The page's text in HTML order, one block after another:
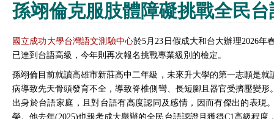
孫翊倫克服肢體障礙挑戰全民
國立成功大學台灣語文測驗中心於5月23日假成大和台大辦理2026
已達到台語高級，今年則再次報名挑戰專業級別的檢定。
孫翊倫目前就讀高雄市新莊高中二年級，未來升大學的第一志願是
病導致先天骨頭發育不全，導致脊椎側彎、長短腳且器官受擠壓變
出身於台語家庭，且對台語有高度認同及感情，因而有傑出的表現
榮。他去年(2025)也報考成大舉辦的全民台語認證且獲得C1高級程